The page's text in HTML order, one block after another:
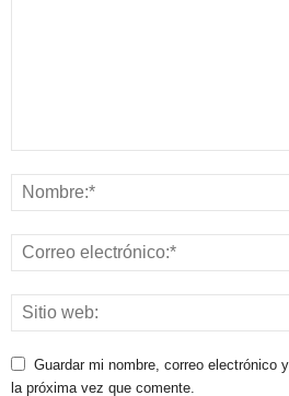
Guardar mi nombre, correo electrónico
la próxima vez que comente.